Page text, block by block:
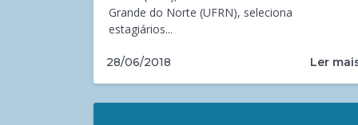
Grande do Norte (UFRN), seleciona
estagiários...
28/06/2018 Ler